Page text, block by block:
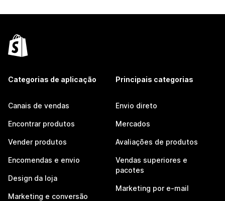
Categorias de aplicação
Canais de vendas
Encontrar produtos
Vender produtos
Encomendas e envio
Design da loja
Marketing e conversão
Principais categorias
Envio direto
Mercados
Avaliações de produtos
Vendas superiores e
pacotes
Marketing por e-mail